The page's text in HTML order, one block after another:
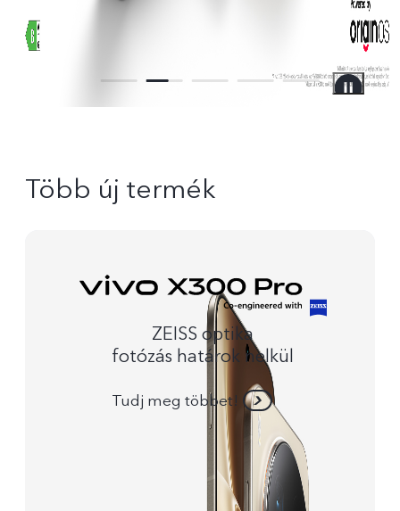
Több új termék
ZEISS optika
fotózás határok nelkül
Tudj meg többet!